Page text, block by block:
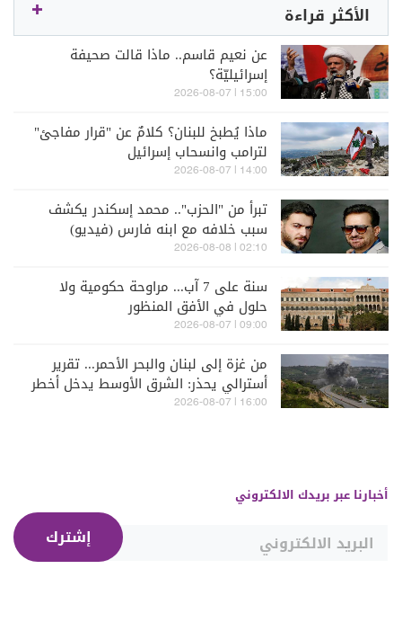
الأكثر قراءة
عن نعيم قاسم.. ماذا قالت صحيفة
إسرائيليّة؟
15:00 | 2026-08-07
ماذا يُطبخ للبنان؟ كلامٌ عن "قرار مفاجئ"
لترامب وانسحاب إسرائيل
14:00 | 2026-08-07
تبرأ من "الحزب".. محمد إسكندر يكشف
سبب خلافه مع ابنه فارس (فيديو)
02:10 | 2026-08-08
سنة على 7 آب... مراوحة حكومية ولا
حلول في الأفق المنظور
09:00 | 2026-08-07
من غزة إلى لبنان والبحر الأحمر... تقرير
أسترالي يحذر: الشرق الأوسط يدخل أخطر
مراحله
16:00 | 2026-08-07
أخبارنا عبر بريدك الالكتروني
إشترك